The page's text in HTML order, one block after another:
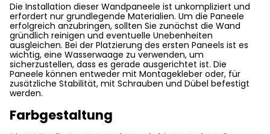
Die Installation dieser Wandpaneele ist unkompliziert und
erfordert nur grundlegende Materialien. Um die Paneele
erfolgreich anzubringen, sollten Sie zunächst die Wand
gründlich reinigen und eventuelle Unebenheiten
ausgleichen. Bei der Platzierung des ersten Paneels ist es
wichtig, eine Wasserwaage zu verwenden, um
sicherzustellen, dass es gerade ausgerichtet ist. Die
Paneele können entweder mit Montagekleber oder, für
zusätzliche Stabilität, mit Schrauben und Dübel befestigt
werden.
Farbgestaltung